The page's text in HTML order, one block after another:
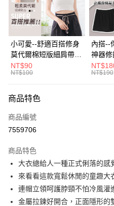
街口支付
悠遊付
Google Pay
全盈+PAY
大哥付你分期
【大哥付你分期使用說明】
1.本服務由台灣大哥大提供，台灣大
流程，驗證手機門號後，選擇欲分期
成交易。
3.實際核准額度、可分期數及費用金
4.訂單成立30分鐘內，如未前往確認
法說明評估內容。
【繳款方式說明】
AFTEE先享後付
【關於「AFTEE先享後付」】
AFTEE先享後付是「在收到商品之後
便利好安心！
１．簡單：不需註冊會員、不需綁卡
２．便利：只要手機號碼，簡訊認證
３．安心：先確認商品／服務後，再
ATM付款
全家取貨付款
小可愛--舒適百搭修身
莫代爾棉短版細肩帶素
色背心(白.黑.灰L-2L)-
U582眼圈熊中大尺碼
NT$90
NT$100
內搭--
神器修
內搭裙
6L)-
NT$190
商品特色
商品編號
7559706
商品特色
大衣總給人一種正式俐落的感
來看看這款寬鬆休閒的童趣大
連帽立領呵護脖頸不怕冷風灌
金屬拉鍊好開合，正面隱形的